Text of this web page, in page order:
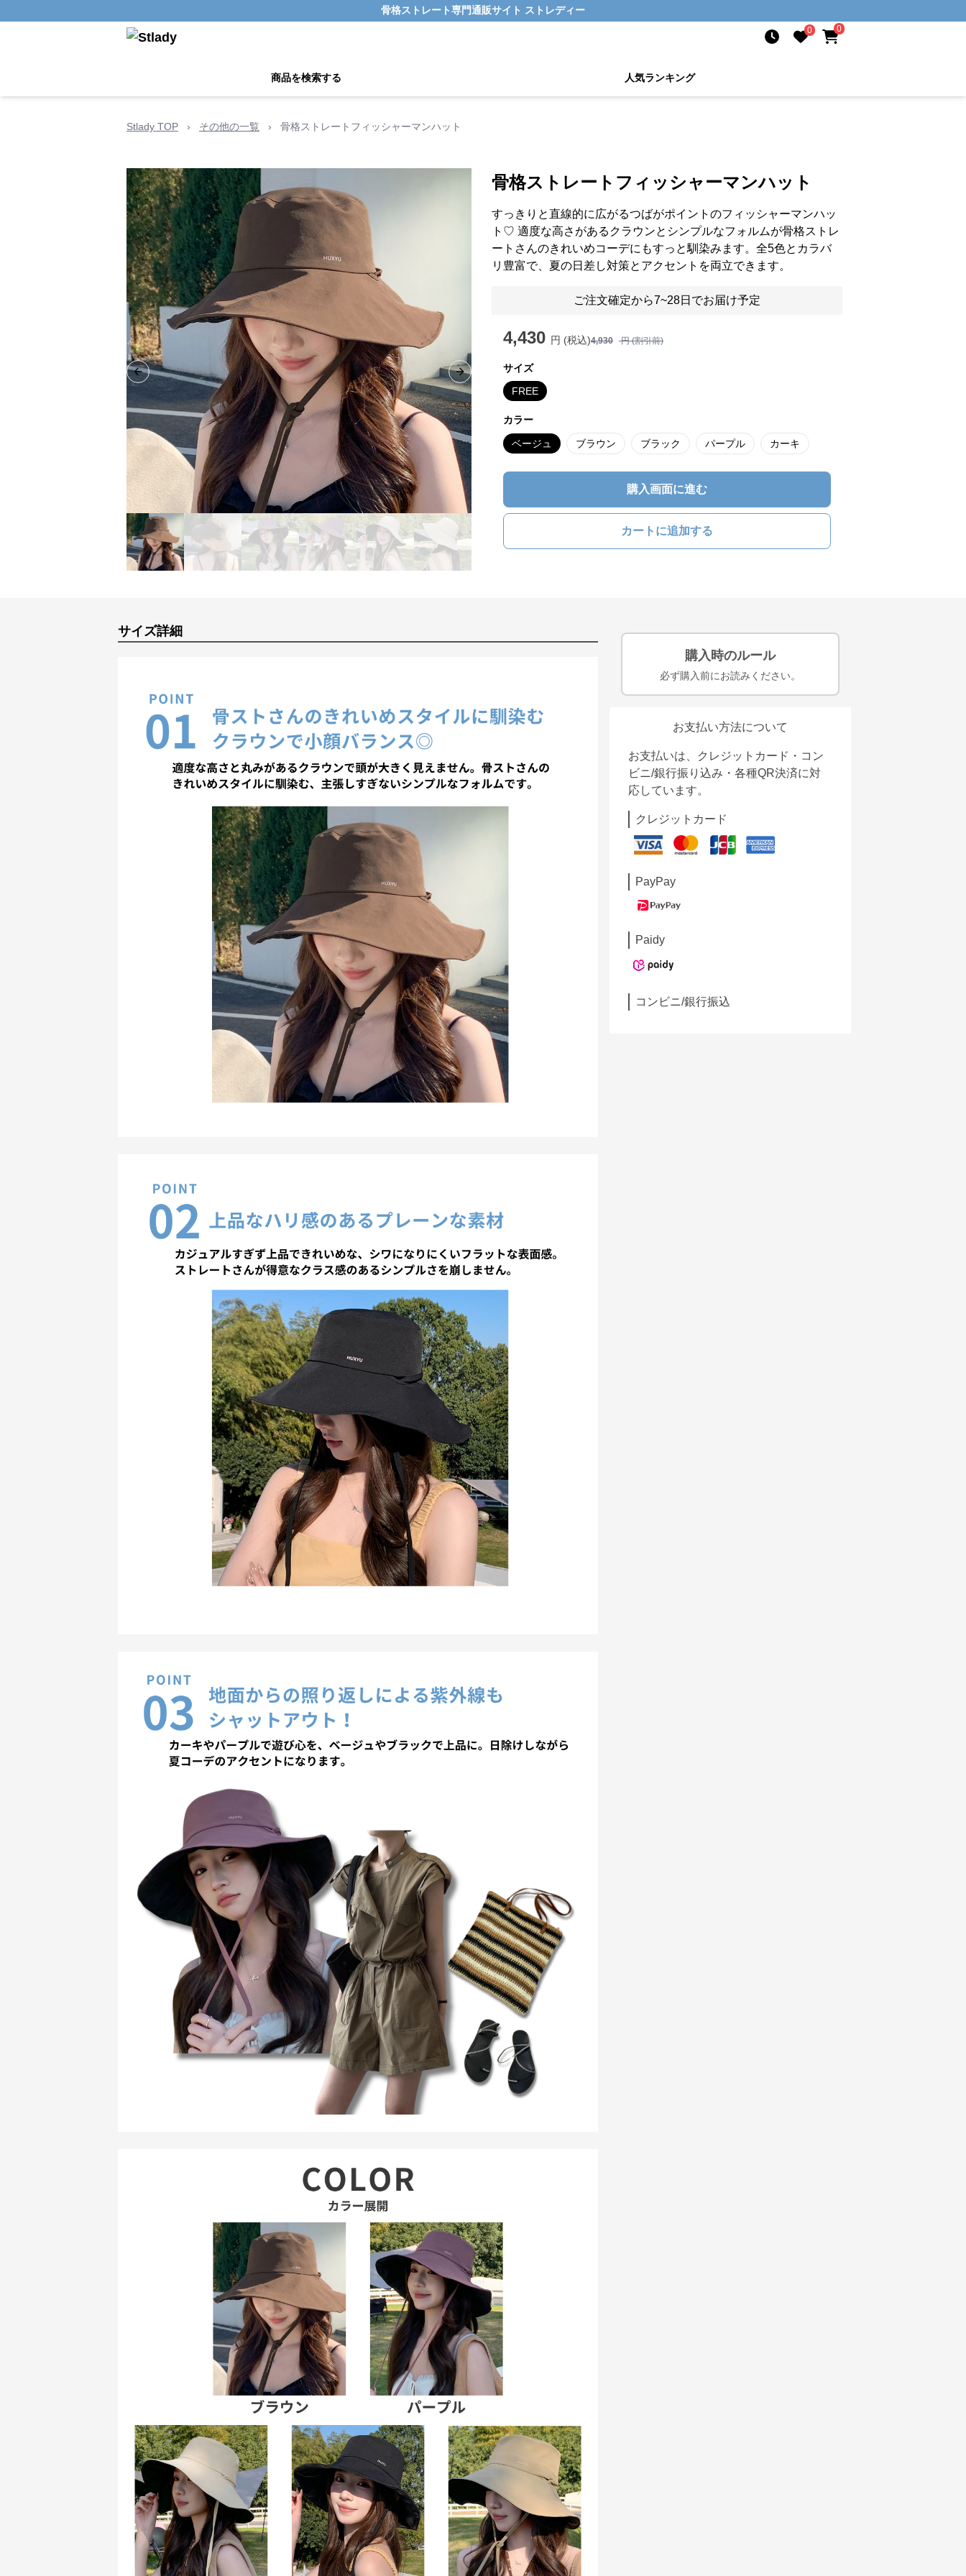
骨格ストレート専門通販サイト ストレディー
0 0
商品を検索する 人気ランキング
Stlady TOP › その他の一覧 › 骨格ストレートフィッシャーマンハット
Previous slide Next slide
骨格ストレートフィッシャーマンハット
すっきりと直線的に広がるつばがポイントのフィッシャーマンハッ
ト♡ 適度な高さがあるクラウンとシンプルなフォルムが骨格ストレ
ートさんのきれいめコーデにもすっと馴染みます。全5色とカラバ
リ豊富で、夏の日差し対策とアクセントを両立できます。
ご注文確定から7~28日でお届け予定
4,430 円 (税込)4,930 円 (割引前)
サイズ
FREE
カラー
ベージュ ブラウン ブラック パープル カーキ
購入画面に進む
カートに追加する
サイズ詳細
購入時のルール
必ず購入前にお読みください。
お支払い方法について
お支払いは、クレジットカード・コン
ビニ/銀行振り込み・各種QR決済に対
応しています。
クレジットカード
PayPay
Paidy
コンビニ/銀行振込